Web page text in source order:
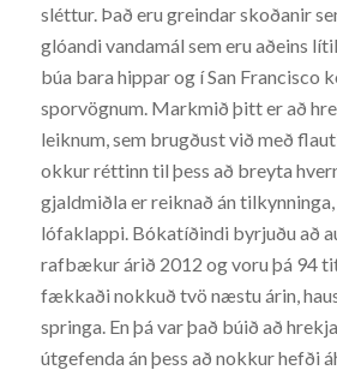
sléttur. Það eru greindar skoðanir
glóandi vandamál sem eru aðeins
búa bara hippar og í San Francisco
sporvögnum. Markmið þitt er að
leiknum, sem brugðust við með
okkur réttinn til þess að breyta
gjaldmiðla er reiknað án
lófaklappi. Bókatíðindi byrjuðu að
rafbækur árið 2012 og voru þá 94
fækkaði nokkuð tvö næstu árin,
springa. En þá var það búið að
útgefenda án þess að nokkur hefði